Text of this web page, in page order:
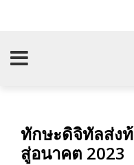
ทักษะดิจิทัลส่ง
สู่อนาคต 2023